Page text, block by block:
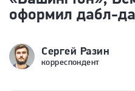
оформил дабл-
Сергей Разин
корреспондент